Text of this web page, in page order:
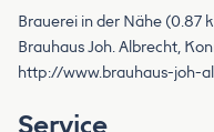
Brauerei in der Nähe (0.87
Brauhaus Joh. Albrecht,
http://www.brauhaus-joh-
Service